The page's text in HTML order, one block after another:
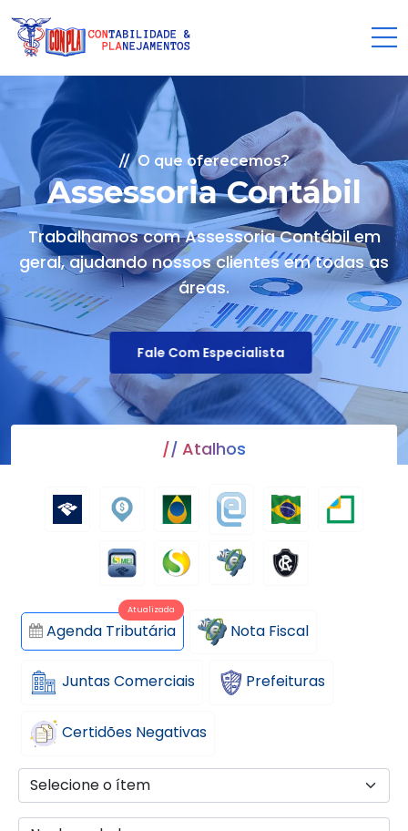
O que oferecemos?
Assessoria Contábil
Trabalhamos com Assessoria Contábil em
geral, ajudando nossos clientes em todas as
áreas.
Fale Com Especialista
Atalhos
Agenda Tributária
Atualizada
Nota Fiscal
Juntas Comerciais Prefeituras
Certidões Negativas